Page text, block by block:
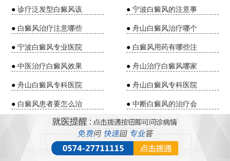
●诊疗泛发型白癜风该 ●宁波白癜风的注意事
● 白癜风治疗注意哪些 ●舟山白癜风治疗哪个
●宁波白癜风专业医院 ● 白癜风用药有哪些注
●中医治疗白癜风效果 ●舟山治疗白癜风哪家
●舟山白癜风专科医院 ●舟山白癜风专科医院
● 白癜风患者要怎么治 ●中断白癜风的治疗会